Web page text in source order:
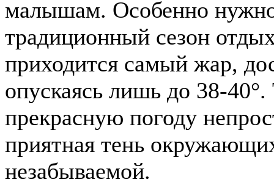
малышам. Особенно
традиционный сезон
приходится самый жар,
опускаясь лишь до 38-40°.
прекрасную погоду
приятная тень
незабываемой.